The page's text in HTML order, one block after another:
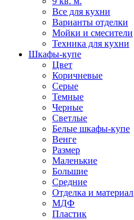
Все для кухни
Варианты отделки
Мойки и смесители
Техника для кухни
Шкафы-купе
Цвет
Коричневые
Серые
Темные
Черные
Светлые
Белые шкафы-купе
Венге
Размер
Маленькие
Большие
Средние
Отделка и материал
МДФ
Пластик